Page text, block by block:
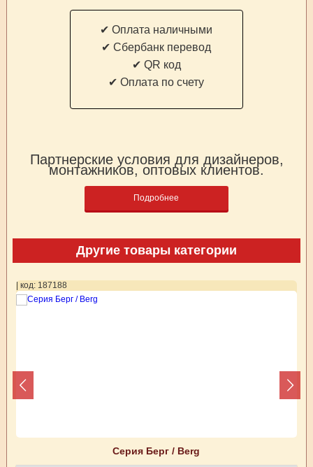
✔ Оплата наличными
✔ Cбербанк перевод
✔ QR код
✔ Оплата по счету
Партнерские условия для дизайнеров,
монтажников, оптовых клиентов.
Подробнее
Другие товары категории
| код: 187188
Серия Берг / Berg